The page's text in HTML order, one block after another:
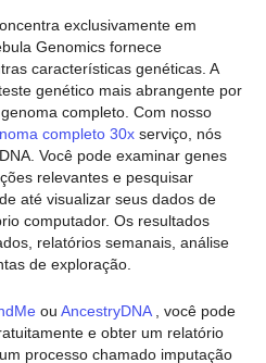
exclusivamente em
Genomics fornece
características genéticas. A
genético mais abrangente por
completo. Com nosso
completo 30x serviço, nós
Você pode examinar genes
relevantes e pesquisar
até visualizar seus dados de
computador. Os resultados
relatórios semanais, análise
de exploração.
ou AncestryDNA, você pode
e obter um relatório
processo chamado imputação